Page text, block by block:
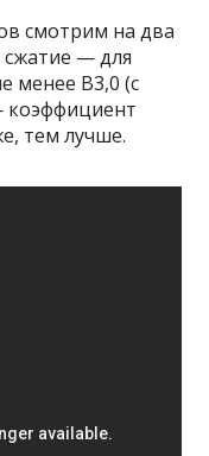
смотрим на два
сжатие — для
менее В3,0 (с
коэффициент
тем лучше.